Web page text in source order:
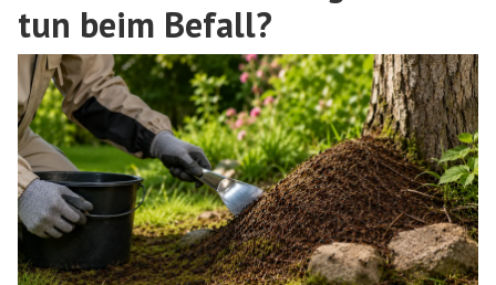
tun beim Befall?